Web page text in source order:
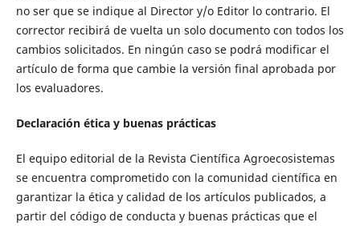
no ser que se indique al Director y/o Editor lo contrario. El
corrector recibirá de vuelta un solo documento con todos los
cambios solicitados. En ningún caso se podrá modificar el
artículo de forma que cambie la versión final aprobada por
los evaluadores.
Declaración ética y buenas prácticas
El equipo editorial de la Revista Científica Agroecosistemas
se encuentra comprometido con la comunidad científica en
garantizar la ética y calidad de los artículos publicados, a
partir del código de conducta y buenas prácticas que el